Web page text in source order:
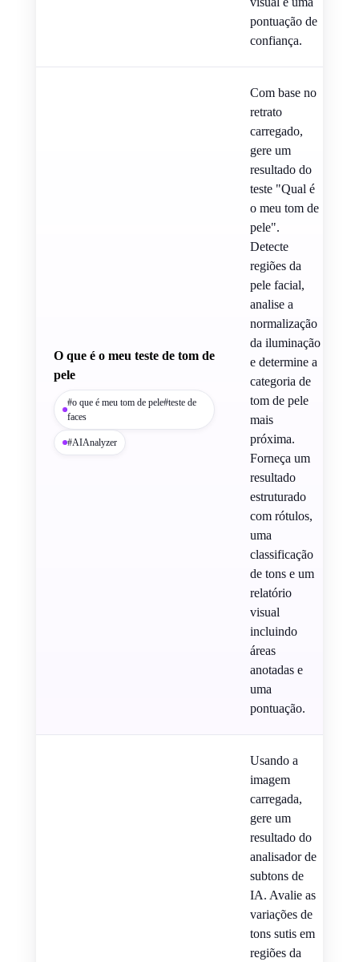
pontuação de
confiança.
O que é o meu teste de tom de
pele
#o que é meu tom de pele#teste de
faces
#AIAnalyzer
Com base no
retrato
carregado,
gere um
resultado do
teste "Qual é
o meu tom de
pele".
Detecte
regiões da
pele facial,
analise a
normalização
da iluminação
e determine a
categoria de
tom de pele
mais
próxima.
Forneça um
resultado
estruturado
com rótulos,
uma
classificação
de tons e um
relatório
visual
incluindo
áreas
anotadas e
uma
pontuação.
Usando a
imagem
carregada,
gere um
resultado do
analisador de
subtons de
IA. Avalie as
variações de
tons sutis em
regiões da